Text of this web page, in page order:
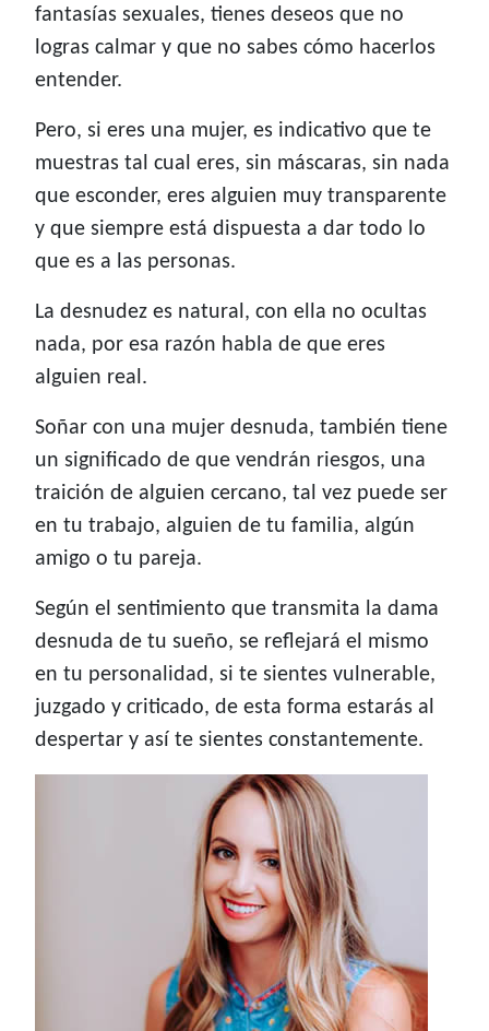
fantasías sexuales, tienes deseos que no
logras calmar y que no sabes cómo hacerlos
entender.
Pero, si eres una mujer, es indicativo que te
muestras tal cual eres, sin máscaras, sin nada
que esconder, eres alguien muy transparente
y que siempre está dispuesta a dar todo lo
que es a las personas.
La desnudez es natural, con ella no ocultas
nada, por esa razón habla de que eres
alguien real.
Soñar con una mujer desnuda, también tiene
un significado de que vendrán riesgos, una
traición de alguien cercano, tal vez puede ser
en tu trabajo, alguien de tu familia, algún
amigo o tu pareja.
Según el sentimiento que transmita la dama
desnuda de tu sueño, se reflejará el mismo
en tu personalidad, si te sientes vulnerable,
juzgado y criticado, de esta forma estarás al
despertar y así te sientes constantemente.